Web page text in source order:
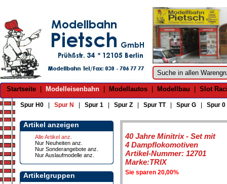
Startseite Modelleisenbahn Modellautos Modellbau Slot
Spur H0 Spur N Spur 1 Spur Z Spur TT| Spur G Spur 0
Artikel anzeigen
Alle Artikel anz.
Nur Neuheiten anz.
Nur Sonderangebote anz.
Nur Auslaufmodelle anz.
Artikelgruppen
40 Jahre Minitrix - Set mit
4 Dampflokomotiven
Artikel-Nummer: 12701
Marke:TRIX
Sie sparen 20,00%